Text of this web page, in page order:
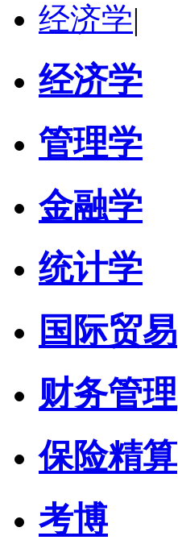
经济学|
经济学
管理学
金融学
统计学
国际贸易
财务管理
保险精算
考博